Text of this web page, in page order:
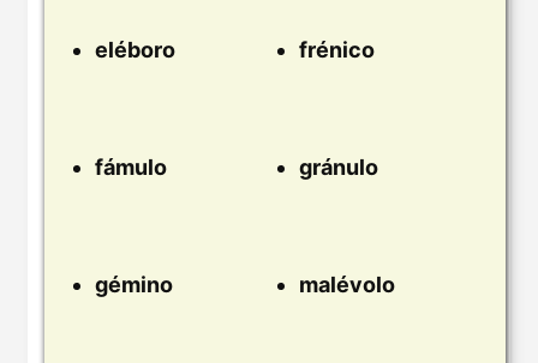
eléboro frénico
fámulo gránulo
gémino malévolo